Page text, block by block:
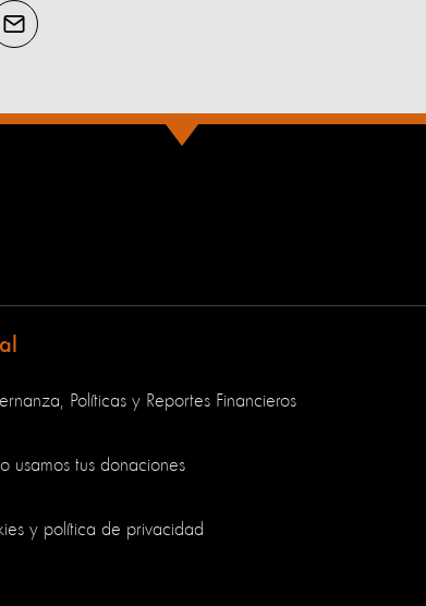
Políticas y Reportes Financieros
usamos tus donaciones
y política de privacidad